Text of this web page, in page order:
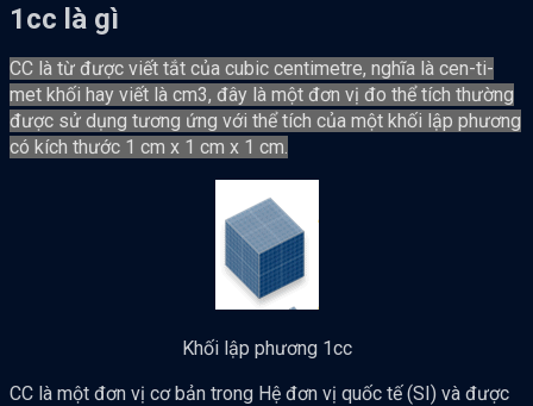
1cc là gì
CC là từ được viết tắt của cubic centimetre, nghĩa là cen-ti-
met khối hay viết là cm3, đây là một đơn vị đo thể tích thường
được sử dụng tương ứng với thể tích của một khối lập phương
có kích thước 1 cm x 1 cm x 1 cm.
Khối lập phương 1cc
CC là một đơn vị cơ bản trong Hệ đơn vị quốc tế (SI) và được